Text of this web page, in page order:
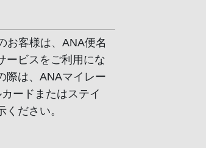
お客様は、ANA便名
ービスをご利用にな
際は、ANAマイレー
ードまたはステイ
ださい。